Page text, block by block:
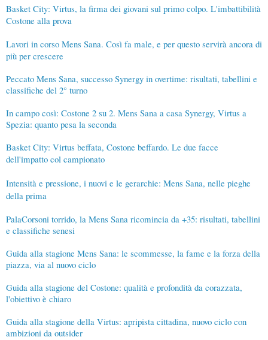
Basket City: Virtus, la firma dei giovani sul primo colpo. L'imbattibilità
Costone alla prova
Lavori in corso Mens Sana. Così fa male, e per questo servirà ancora di
più per crescere
Peccato Mens Sana, successo Synergy in overtime: risultati, tabellini e
classifiche del 2° turno
In campo così: Costone 2 su 2. Mens Sana a casa Synergy, Virtus a
Spezia: quanto pesa la seconda
Basket City: Virtus beffata, Costone beffardo. Le due facce
dell'impatto col campionato
Intensità e pressione, i nuovi e le gerarchie: Mens Sana, nelle pieghe
della prima
PalaCorsoni torrido, la Mens Sana ricomincia da +35: risultati, tabellini
e classifiche senesi
Guida alla stagione Mens Sana: le scommesse, la fame e la forza della
piazza, via al nuovo ciclo
Guida alla stagione del Costone: qualità e profondità da corazzata,
l'obiettivo è chiaro
Guida alla stagione della Virtus: apripista cittadina, nuovo ciclo con
ambizioni da outsider